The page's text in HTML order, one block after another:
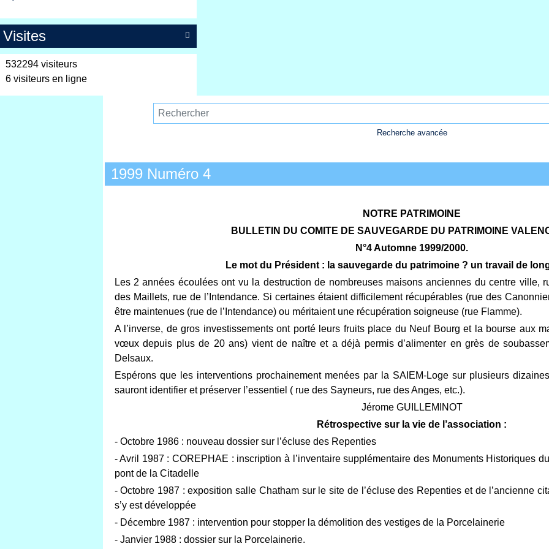

Visites
532294 visiteurs
6 visiteurs en ligne
Recherche avancée
1999 Numéro 4
NOTRE PATRIMOINE
BULLETIN DU COMITE DE SAUVEGARDE DU PATRIMOINE
N°4 Automne 1999/2000.
Le mot du Président : la sauvegarde du patrimoine ? un travail de
Les 2 années écoulées ont vu la destruction de nombreuses maisons anciennes du centre ville,
des Maillets, rue de l’Intendance. Si certaines étaient difficilement récupérables (rue des
être maintenues (rue de l’Intendance) ou méritaient une récupération soigneuse (rue Flamme).
A l’inverse, de gros investissements ont porté leurs fruits place du Neuf Bourg et la bourse aux
vœux depuis plus de 20 ans) vient de naître et a déjà permis d’alimenter en grès de
Delsaux.
Espérons que les interventions prochainement menées par la SAIEM-Loge sur plusieurs
sauront identifier et préserver l’essentiel ( rue des Sayneurs, rue des Anges, etc.).
Jérome GUILLEMINOT
Rétrospective sur la vie de l’association :
- Octobre 1986 : nouveau dossier sur l’écluse des Repenties
- Avril 1987 : COREPHAE : inscription à l’inventaire supplémentaire des Monuments Historiques
pont de la Citadelle
- Octobre 1987 : exposition salle Chatham sur le site de l’écluse des Repenties et de l’ancienne
s’y est développée
- Décembre 1987 : intervention pour stopper la démolition des vestiges de la Porcelainerie
- Janvier 1988 : dossier sur la Porcelainerie.